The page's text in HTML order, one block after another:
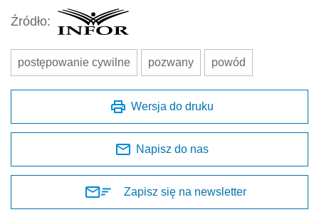
Źródło:
postępowanie cywilne pozwany powód
Wersja do druku
Napisz do nas
Zapisz się na newsletter